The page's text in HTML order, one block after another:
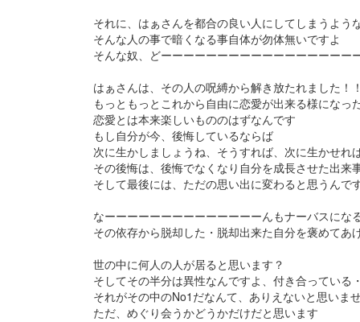
それに、はぁさんを都合の良い人にしてしまうよう
そんな人の事で暗くなる事自体が勿体無いですよ
そんな奴、どーーーーーーーーーーーーーーーーー
はぁさんは、その人の呪縛から解き放たれました！
もっともっとこれから自由に恋愛が出来る様になっ
恋愛とは本来楽しいもののはずなんです
もし自分が今、後悔しているならば
次に生かしましょうね、そうすれば、次に生かせれ
その後悔は、後悔でなくなり自分を成長させた出来
そして最後には、ただの思い出に変わると思うんで
なーーーーーーーーーーーーーーんもナーバスにな
その依存から脱却した・脱却出来た自分を褒めてあ
世の中に何人の人が居ると思います？
そしてその半分は異性なんですよ、付き合っている
それがその中のNo1だなんて、ありえないと思いま
ただ、めぐり会うかどうかだけだと思います